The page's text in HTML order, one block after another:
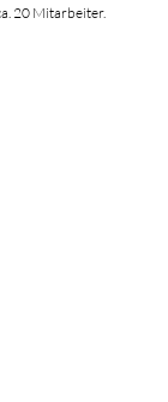
20 Mitarbeiter.